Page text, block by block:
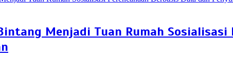
Menjadi Tuan Rumah